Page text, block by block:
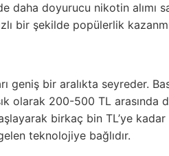
daha doyurucu nikotin alımı
bir şekilde popülerlik
geniş bir aralıkta seyreder.
olarak 200-500 TL arasında
birkaç bin TL’ye
teknolojiye bağlıdır.